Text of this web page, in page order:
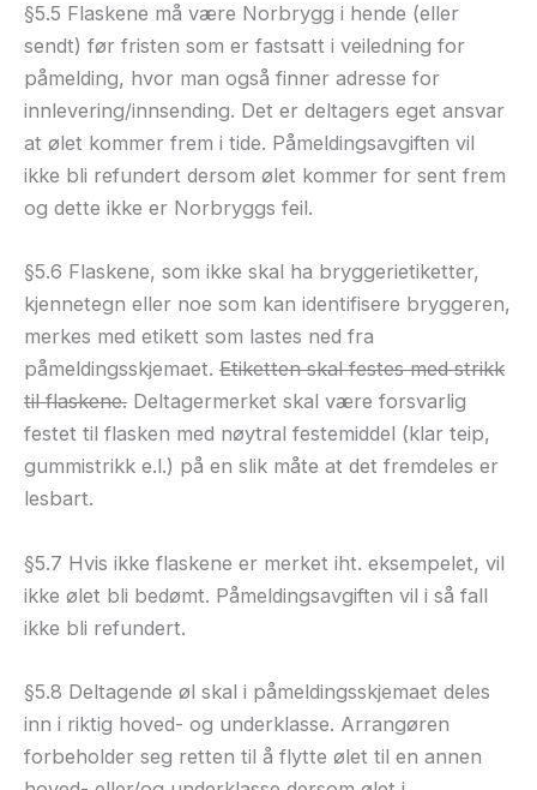
§5.5 Flaskene må være Norbrygg i hende (eller
sendt) før fristen som er fastsatt i veiledning for
påmelding, hvor man også finner adresse for
innlevering/innsending. Det er deltagers eget ansvar
at ølet kommer frem i tide. Påmeldingsavgiften vil
ikke bli refundert dersom ølet kommer for sent frem
og dette ikke er Norbryggs feil.
§5.6 Flaskene, som ikke skal ha bryggerietiketter,
kjennetegn eller noe som kan identifisere bryggeren,
merkes med etikett som lastes ned fra
påmeldingsskjemaet. Etiketten skal festes med strikk
til flaskene. Deltagermerket skal være forsvarlig
festet til flasken med nøytral festemiddel (klar teip,
gummistrikk e.l.) på en slik måte at det fremdeles er
lesbart.
§5.7 Hvis ikke flaskene er merket iht. eksempelet, vil
ikke ølet bli bedømt. Påmeldingsavgiften vil i så fall
ikke bli refundert.
§5.8 Deltagende øl skal i påmeldingsskjemaet deles
inn i riktig hoved- og underklasse. Arrangøren
forbeholder seg retten til å flytte ølet til en annen